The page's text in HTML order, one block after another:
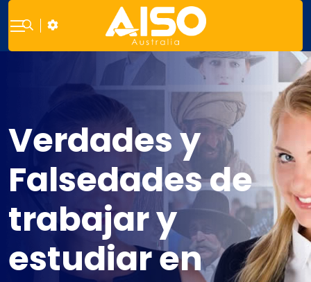
Verdades y
Falsedades de
trabajar y
estudiar en